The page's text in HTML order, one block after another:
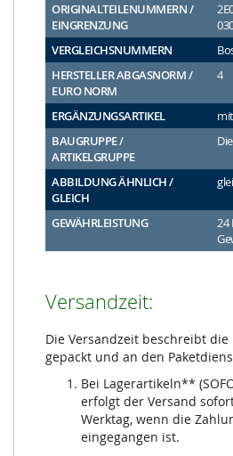
ORIGINALTEILENUMMERN /
EINGRENZUNG
VERGLEICHSNUMMERN
HERSTELLER ABGASNORM /
EURO NORM
4
ERGÄNZUNGSARTIKEL
BAUGRUPPE /
ARTIKELGRUPPE
ABBILDUNG ÄHNLICH /
GLEICH
GEWÄHRLEISTUNG
24
Versandzeit:
Die Versandzeit beschreibt die
gepackt und an den
Bei Lagerartikeln**
erfolgt der Versand
Werktag, wenn die
eingegangen ist.